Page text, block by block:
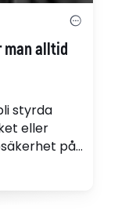
man alltid
styrda
eller
på
forskaren
Sverige